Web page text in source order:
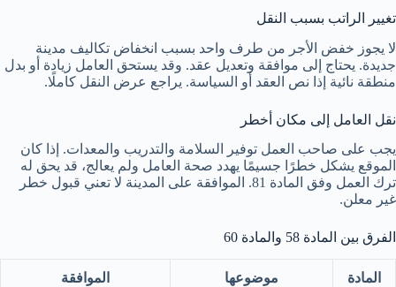
تغيير الراتب بسبب النقل
لا يجوز خفض الأجر من طرف واحد بسبب انخفاض تكاليف مدينة
جديدة. يحتاج إلى موافقة وتعديل عقد. وقد يستحق العامل زيادة أو بدل
منطقة نائية إذا نص العقد أو السياسة. يراجع عرض النقل كاملًا.
نقل العامل إلى مكان أخطر
يجب على صاحب العمل توفير السلامة والتدريب والمعدات. إذا كان
الموقع يشكل خطرًا جسيمًا يهدد صحة العامل ولم يعالج، قد يحق له
ترك العمل وفق المادة 81. الموافقة على المدينة لا تعني قبول خطر
غير معلن.
الفرق بين المادة 58 والمادة 60
المادة موضوعها الموافقة